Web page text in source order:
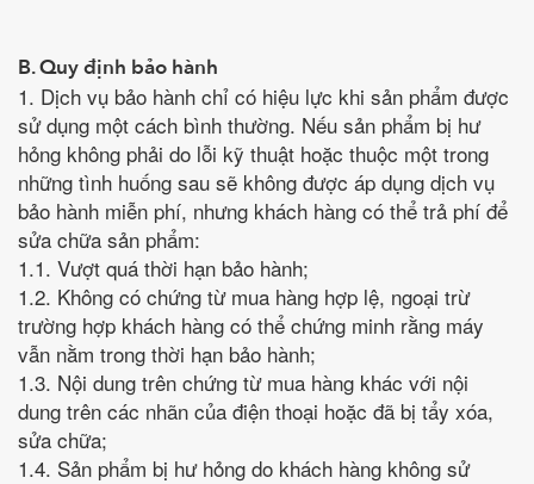
B. Quy định bảo hành
1. Dịch vụ bảo hành chỉ có hiệu lực khi sản phẩm được
sử dụng một cách bình thường. Nếu sản phẩm bị hư
hỏng không phải do lỗi kỹ thuật hoặc thuộc một trong
những tình huống sau sẽ không được áp dụng dịch vụ
bảo hành miễn phí, nhưng khách hàng có thể trả phí để
sửa chữa sản phẩm:
1.1. Vượt quá thời hạn bảo hành;
1.2. Không có chứng từ mua hàng hợp lệ, ngoại trừ
trường hợp khách hàng có thể chứng minh rằng máy
vẫn nằm trong thời hạn bảo hành;
1.3. Nội dung trên chứng từ mua hàng khác với nội
dung trên các nhãn của điện thoại hoặc đã bị tẩy xóa,
sửa chữa;
1.4. Sản phẩm bị hư hỏng do khách hàng không sử